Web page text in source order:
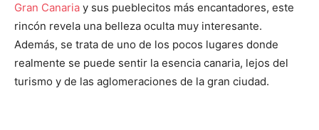
Gran Canaria y sus pueblecitos más encantadores, este
rincón revela una belleza oculta muy interesante.
Además, se trata de uno de los pocos lugares donde
realmente se puede sentir la esencia canaria, lejos del
turismo y de las aglomeraciones de la gran ciudad.